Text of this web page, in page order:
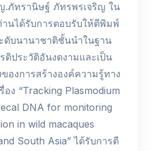
.ภัทรานิษฐ์ ภัทรพรเจริญ ใน
นได้รับการตอบรับให้ตีพิมพ์
ดับนานาชาติชั้นนำในฐาน
ติประวัติอันงดงามและเป็น
องการสร้างองค์ความรู้ทาง
อง “Tracking Plasmodium
DNA for monitoring
in wild macaques
South Asia” ได้รับการตี